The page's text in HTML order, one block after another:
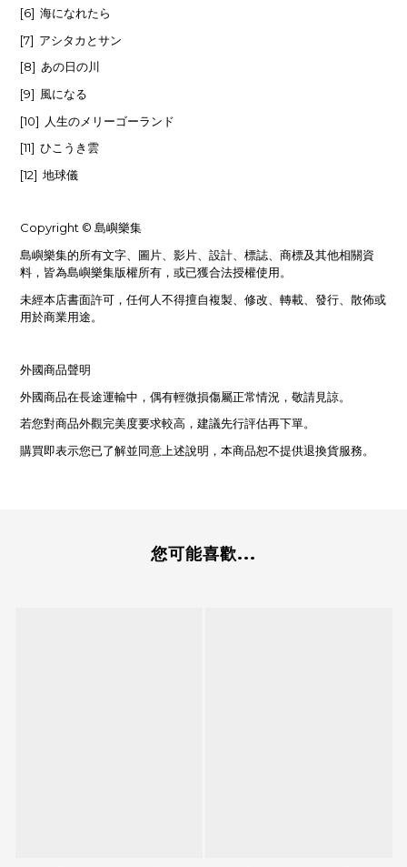
[6] 海になれたら
[7] アシタカとサン
[8] あの日の川
[9] 風になる
[10] 人生のメリーゴーランド
[11] ひこうき雲
[12] 地球儀
Copyright © 島嶼樂集
島嶼樂集的所有文字、圖片、影片、設計、標誌、商標及其他相關資
料，皆為島嶼樂集版權所有，或已獲合法授權使用。
未經本店書面許可，任何人不得擅自複製、修改、轉載、發行、散佈或
用於商業用途。
外國商品聲明
外國商品在長途運輸中，偶有輕微損傷屬正常情況，敬請見諒。
若您對商品外觀完美度要求較高，建議先行評估再下單。
購買即表示您已了解並同意上述說明，本商品恕不提供退換貨服務。
您可能喜歡...